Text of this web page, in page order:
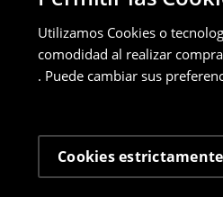
Utilizamos Cookies o
comodidad al realizar
. Puede cambiar sus
Cookies